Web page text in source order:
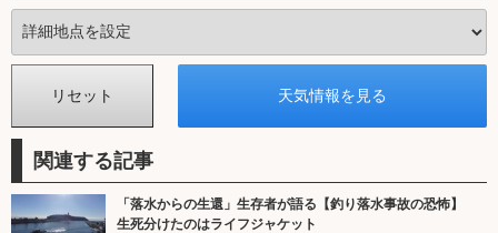
関連する記事
「落水からの生還」生存者が語る【釣り落水事故の恐怖】
生死分けたのはライフジャケット